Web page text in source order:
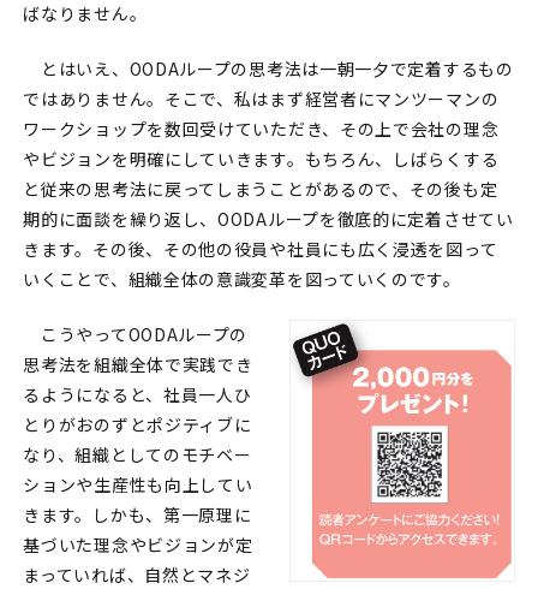
ばなりません。
とはいえ、OODAループの思考法は一朝一夕で定着するもの
ではありません。そこで、私はまず経営者にマンツーマンの
ワークショップを数回受けていただき、その上で会社の理念
やビジョンを明確にしていきます。もちろん、しばらくする
と従来の思考法に戻ってしまうことがあるので、その後も定
期的に面談を繰り返し、OODAループを徹底的に定着させてい
きます。その後、その他の役員や社員にも広く浸透を図って
いくことで、組織全体の意識変革を図っていくのです。
こうやってOODAループの
思考法を組織全体で実践でき
るようになると、社員一人ひ
とりがおのずとポジティブに
なり、組織としてのモチベー
ションや生産性も向上してい
きます。しかも、第一原理に
基づいた理念やビジョンが定
まっていれば、自然とマネジ